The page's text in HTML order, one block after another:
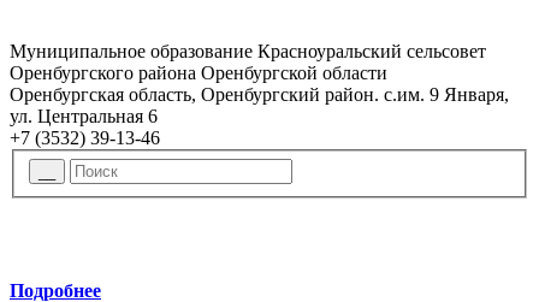
Муниципальное образование Красноуральский сельсовет
Оренбургского района Оренбургской области
Оренбургская область, Оренбургский район. с.им. 9 Января,
ул. Центральная 6
+7 (3532) 39-13-46
Подробнее